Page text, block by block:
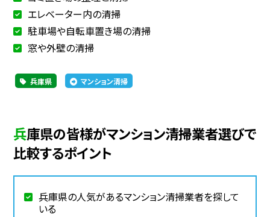
エレベーター内の清掃
駐車場や自転車置き場の清掃
窓や外壁の清掃
兵庫県 マンション清掃
兵庫県の皆様がマンション清掃業者選びで
比較するポイント
兵庫県の人気があるマンション清掃業者を探して
いる